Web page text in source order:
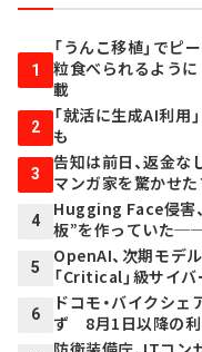
1
「うんこ移植」でピ
粒食べられるよう
載
2
「就活に生成AI利
も
3
告知は前日、返金
マンガ家を驚かせ
4
Hugging Face侵害
板”を作っていた
5
OpenAI、次期モデ
「Critical」級サイ
6
ドコモ・バイクシ
ず 8月1日以降の利